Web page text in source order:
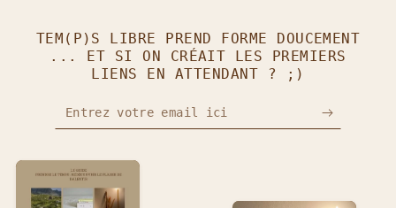
TEM(P)S LIBRE PREND FORME DOUCEMENT
... ET SI ON CRÉAIT LES PREMIERS
LIENS EN ATTENDANT ? ;)
Entrez votre email ici